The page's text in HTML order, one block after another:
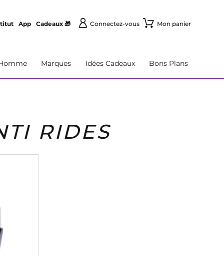
App Cadeaux 🎁 Connectez-vous Mon panier
Marques Idées Cadeaux Bons Plans
RIDES